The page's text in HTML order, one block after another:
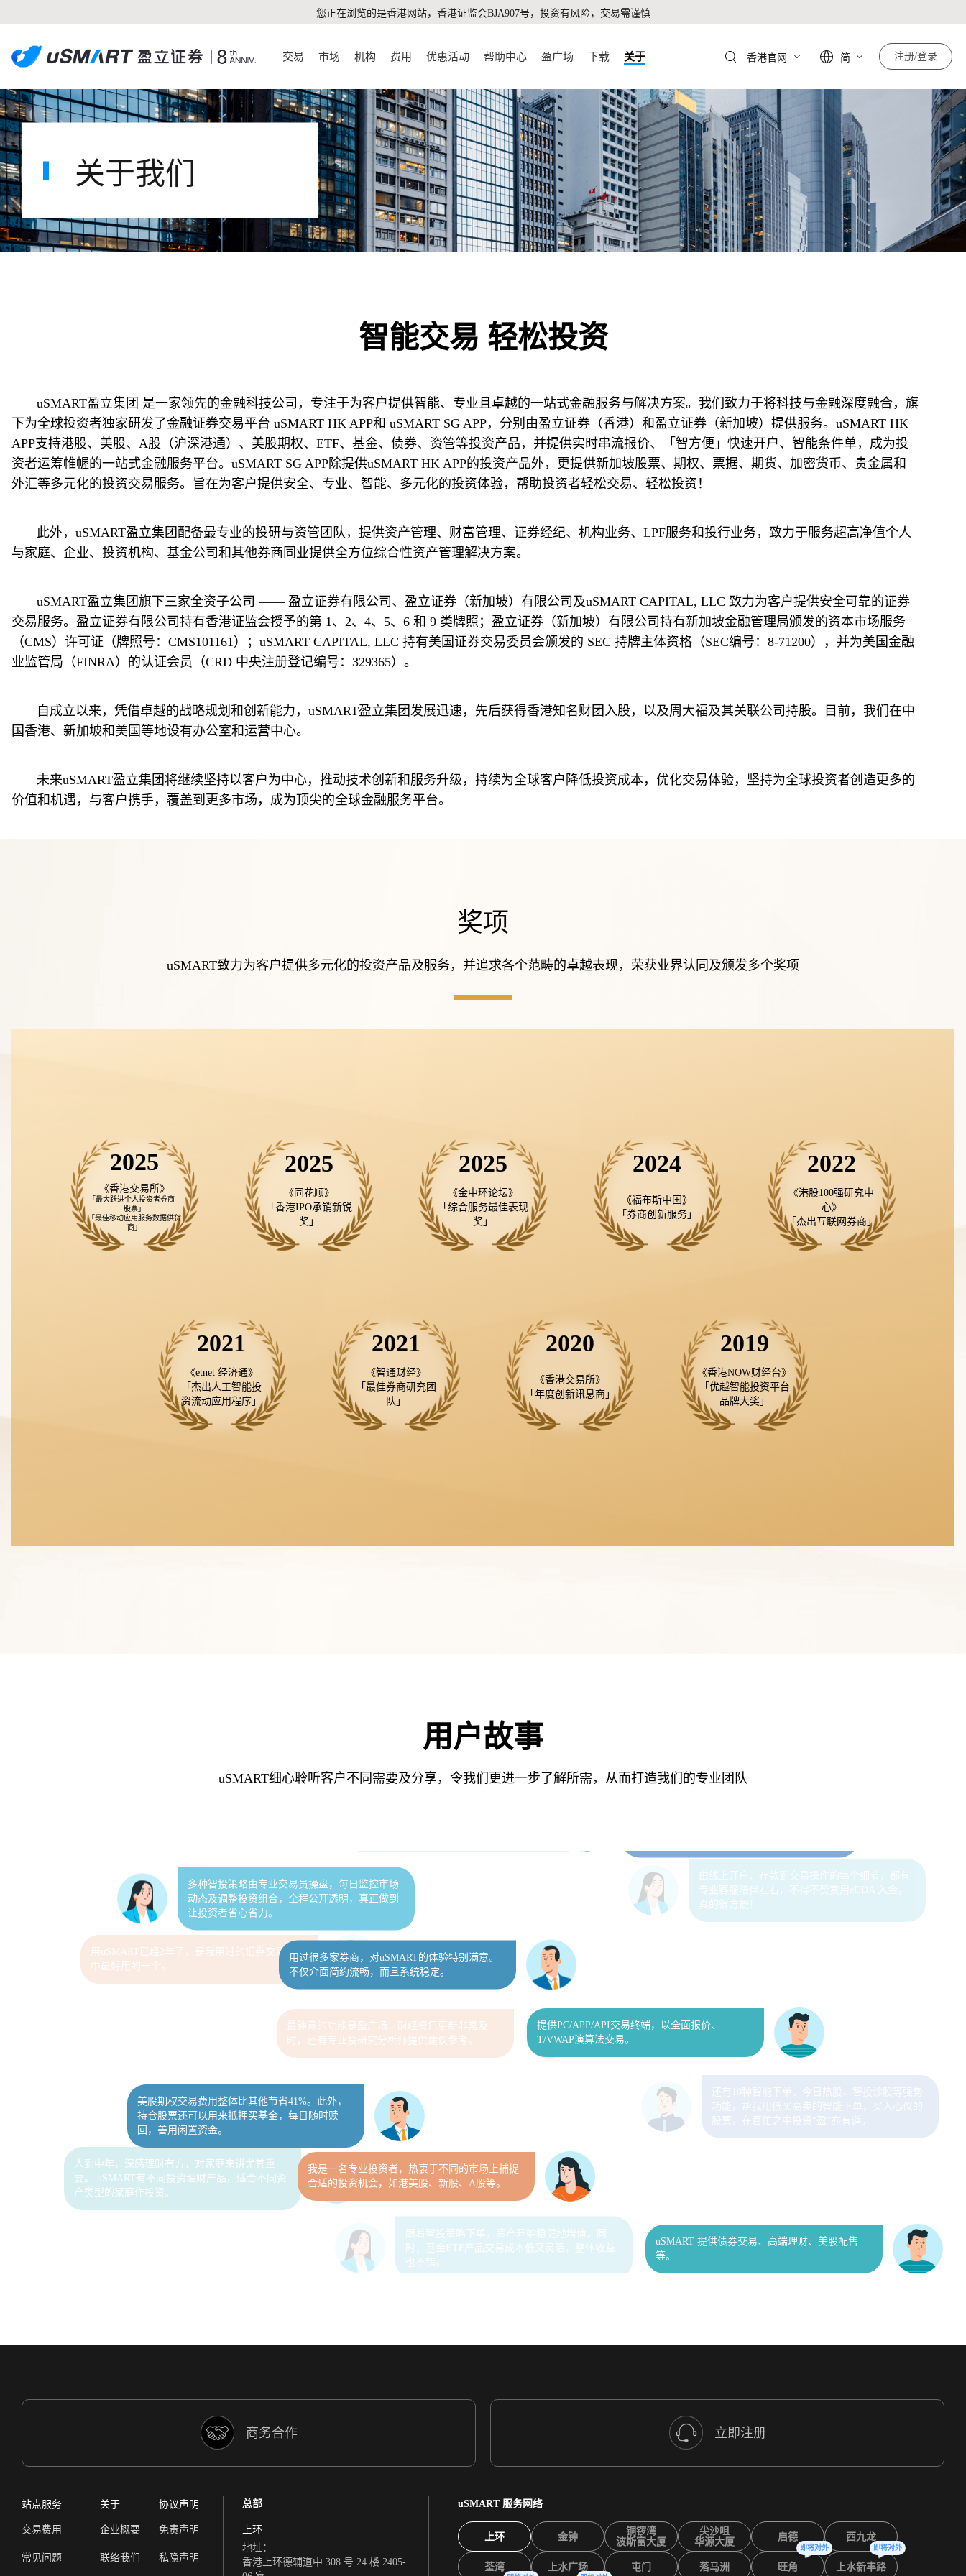
您正在浏览的是香港网站，香港证监会BJA907号，投资有风险，交易需谨慎
交易 市场 机构 费用 优惠活动 帮助中心 盈广场 下载 关于 香港官网 简 注册/登录
关于我们
智能交易 轻松投资
下为全球投资者独家研发了金融证券交易平台 uSMART HK APP和 uSMART SG APP，分别由盈立证券（香港）和盈立证券（新加坡）提供服务。uSMART HK
APP支持港股、美股、A股（沪深港通）、美股期权、ETF、基金、债券、资管等投资产品，并提供实时串流报价、「智方便」快速开户、智能条件单，成为投
资者运筹帷幄的一站式金融服务平台。uSMART SG APP除提供uSMART HK APP的投资产品外，更提供新加坡股票、期权、票据、期货、加密货币、贵金属和
外汇等多元化的投资交易服务。旨在为客户提供安全、专业、智能、多元化的投资体验，帮助投资者轻松交易、轻松投资！
与家庭、企业、投资机构、基金公司和其他券商同业提供全方位综合性资产管理解决方案。
交易服务。盈立证券有限公司持有香港证监会授予的第 1、2、4、5、6 和 9 类牌照；盈立证券（新加坡）有限公司持有新加坡金融管理局颁发的资本市场服务
（CMS）许可证（牌照号：CMS101161）；uSMART CAPITAL, LLC 持有美国证券交易委员会颁发的 SEC 持牌主体资格（SEC编号：8-71200），并为美国金融
业监管局（FINRA）的认证会员（CRD 中央注册登记编号：329365）。
国香港、新加坡和美国等地设有办公室和运营中心。
价值和机遇，与客户携手，覆盖到更多市场，成为顶尖的全球金融服务平台。
奖项
uSMART致力为客户提供多元化的投资产品及服务，并追求各个范畴的卓越表现，荣获业界认同及颁发多个奖项
2025
《香港交易所》
「最大跃进个人投资者券商 -
股票」
「最佳移动应用服务数据供货
商」
2025
《同花顺》
「香港IPO承销新锐
奖」
2025
《金中环论坛》
「综合服务最佳表现
奖」
2024
《福布斯中国》
「券商创新服务」
2022
《港股100强研究中
心》
「杰出互联网券商」
2021
《etnet 经济通》
「杰出人工智能投
资流动应用程序」
2021
《智通财经》
「最佳券商研究团
队」
2020
《香港交易所》
「年度创新讯息商」
2019
《香港NOW财经台》
「优越智能投资平台
品牌大奖」
用户故事
uSMART细心聆听客户不同需要及分享，令我们更进一步了解所需，从而打造我们的专业团队
uSMART盈立证券持有香港、新加坡、美国牌
照，品牌有保障。
要。 uSMART有不同投资理财产品，适合不同资
产类型的家庭作投资。
跟着智投策略下单，资产开始稳健地增值。同
多种智投策略由专业交易员操盘，每日监控市场
动态及调整投资组合，全程公开透明，真正做到
让投资者省心省力。
用过很多家券商，对uSMART的体验特别满意。
不仅介面简约流畅，而且系统稳定。
T/VWAP演算法交易。
持仓股票还可以用来抵押买基金，每日随时赎
回，善用闲置资金。
我是一名专业投资者，热衷于不同的市场上捕捉
合适的投资机会，如港美股、新股、A股等。
等。
照，品牌有保障。
的投资课程，逐步由浅入深，对于新手来说非常
好！
由线上开户、存款到交易操作的每个细节，都有
专业客服陪伴左右，不得不赞赏用eDDA 入金，
用uSMART已经2年了，是我用过的证券交易平台
最钟意的功能是盈广场，财经资讯更新非常及
还有10种智能下单、今日热股、智投诊股等强势
功能，帮我用低买高卖的智能下单，买入心仪的
人到中年，深感理财有方，对家庭来讲尤其重
要。 uSMART有不同投资理财产品，适合不同资
跟着智投策略下单，资产开始稳健地增值。同
不仅介面简约流畅，而且系统稳定。
美股期权交易费用整体比其他节省41%。此外，
持仓股票还可以用来抵押买基金，每日随时赎
商务合作 立即注册
站点服务
交易费用
常见问题
关于
企业概要
联络我们
协议声明
免责声明
私隐声明
总部
上环
地址：
香港上环德辅道中 308 号 24 楼 2405-
uSMART 服务网络
上环 金钟
铜锣湾
波斯富大厦
尖沙咀
华源大厦
启德 西九龙
荃湾 上水广场 屯门 落马洲 旺角
即将对外
上水新丰路
即将对外